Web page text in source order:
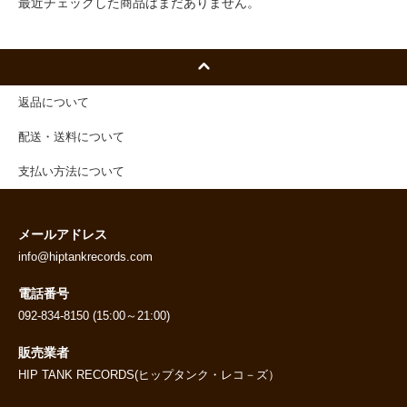
返品について
配送・送料について
支払い方法について
メールアドレス
info@hiptankrecords.com
電話番号
092-834-8150 (15:00～21:00)
販売業者
HIP TANK RECORDS(ヒップタンク・レコ－ズ）